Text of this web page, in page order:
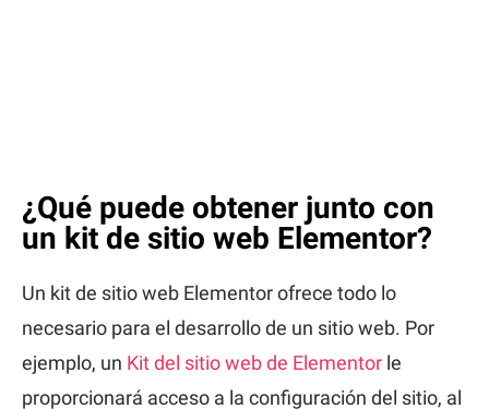
¿Qué puede obtener junto con
un kit de sitio web Elementor?
Un kit de sitio web Elementor ofrece todo lo
necesario para el desarrollo de un sitio web. Por
ejemplo, un Kit del sitio web de Elementor le
proporcionará acceso a la configuración del sitio, al